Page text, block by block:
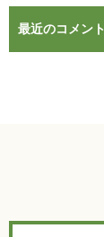
最近のコメント